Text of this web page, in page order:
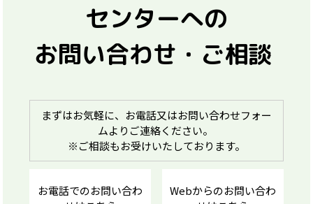
センターへの
お問い合わせ・ご相談
まずはお気軽に、お電話又はお問い合わせフォー
ムよりご連絡ください。
※ご相談もお受けいたしております。
お電話でのお問い合わ
Webからのお問い合わ